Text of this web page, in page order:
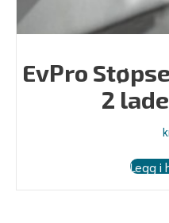
EvPro
2
Legg i